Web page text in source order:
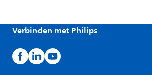
Verbinden met Philips